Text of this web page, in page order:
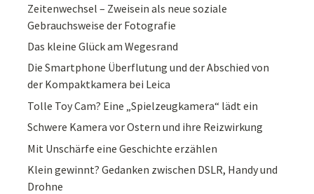
Zeitenwechsel – Zweisein als neue soziale
Gebrauchsweise der Fotografie
Das kleine Glück am Wegesrand
Die Smartphone Überflutung und der Abschied von
der Kompaktkamera bei Leica
Tolle Toy Cam? Eine „Spielzeugkamera“ lädt ein
Schwere Kamera vor Ostern und ihre Reizwirkung
Mit Unschärfe eine Geschichte erzählen
Klein gewinnt? Gedanken zwischen DSLR, Handy und
Drohne